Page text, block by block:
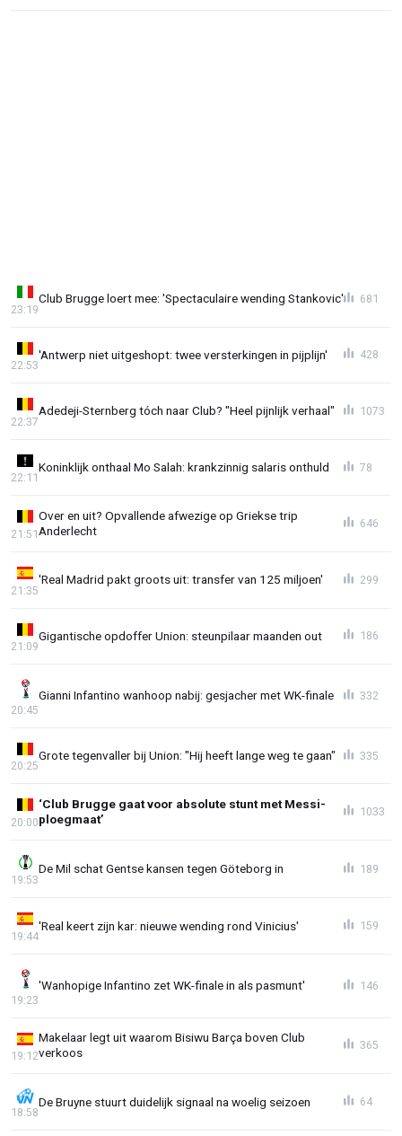
Club Brugge loert mee: 'Spectaculaire wending Stankovic'
23:19
681
'Antwerp niet uitgeshopt: twee versterkingen in pijplijn'
22:53
428
Adedeji-Sternberg tóch naar Club? "Heel pijnlijk verhaal"
22:37
1073
Koninklijk onthaal Mo Salah: krankzinnig salaris onthuld
22:11
78
Over en uit? Opvallende afwezige op Griekse trip
Anderlecht
21:51
646
'Real Madrid pakt groots uit: transfer van 125 miljoen'
21:35
299
Gigantische opdoffer Union: steunpilaar maanden out
21:09
186
Gianni Infantino wanhoop nabij: gesjacher met WK-finale
20:45
332
Grote tegenvaller bij Union: "Hij heeft lange weg te gaan"
20:25
335
‘Club Brugge gaat voor absolute stunt met Messi-
ploegmaat’
20:00
1033
De Mil schat Gentse kansen tegen Göteborg in
19:53
189
'Real keert zijn kar: nieuwe wending rond Vinicius'
19:44
159
'Wanhopige Infantino zet WK-finale in als pasmunt'
19:23
146
Makelaar legt uit waarom Bisiwu Barça boven Club
verkoos
19:12
365
De Bruyne stuurt duidelijk signaal na woelig seizoen
18:58
64